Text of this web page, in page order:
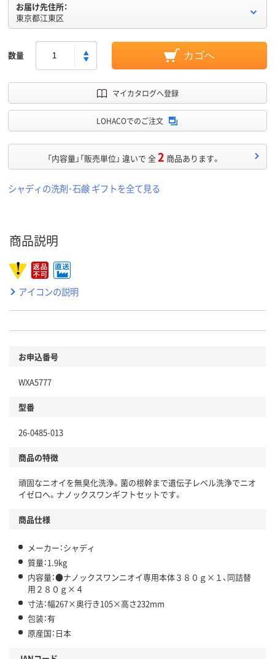
お届け先住所：
東京都江東区
数量 カゴへ
マイカタログへ登録
LOHACOでのご注文
「内容量」「販売単位」 違いで 全2 商品あります。
シャディの洗剤･石鹸 ギフトを全て見る
商品説明
アイコンの説明
お申込番号
WXA5777
型番
26-0485-013
商品の特徴
頑固なニオイを無臭化洗浄。菌の根幹まで遺伝子レベル洗浄でニオ
イゼロへ。ナノックスワンギフトセットです。
商品仕様
メーカー：シャディ
質量：1.9kg
内容量：●ナノックスワンニオイ専用本体３８０ｇ×１、同詰替
用２８０ｇ×４
寸法：幅267×奥行き105×高さ232mm
包装：有
原産国：日本